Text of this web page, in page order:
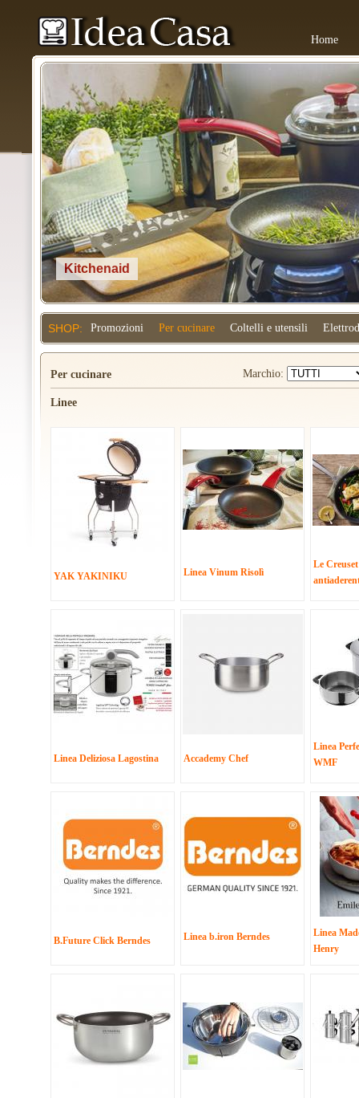
Home
Kitchenaid
SHOP: Promozioni Per cucinare Coltelli e utensili
Per cucinare Marchio:
Linee
YAK YAKINIKU Linea Vinum Risolì
Le
Linea Deliziosa Lagostina Accademy Chef
Linea
WMF
B.Future Click Berndes Linea b.iron Berndes
Linea
Henry